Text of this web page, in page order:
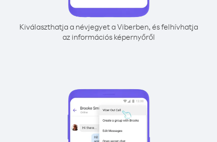
Kiválaszthatja a névjegyet a Viberben, és felhívhatja
az információs képernyőről